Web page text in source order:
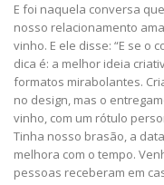
E foi naquela conversa
nosso relacionamento
vinho. E ele disse: “E se o
dica é: a melhor ideia
formatos mirabolantes.
no design, mas o
vinho, com um rótulo
Tinha nosso brasão, a
melhora com o tempo.
pessoas receberam em